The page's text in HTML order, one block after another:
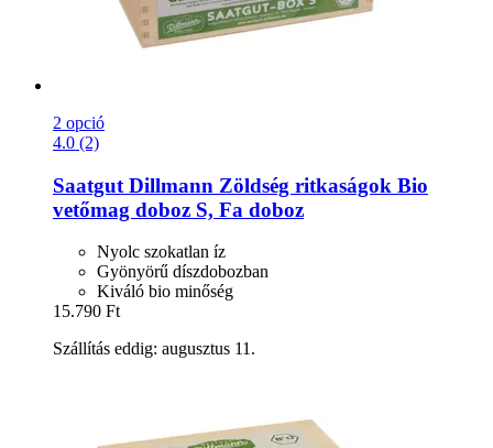
2 opció
4.0 (2)
Saatgut Dillmann Zöldség ritkaságok Bio
vetőmag doboz S, Fa doboz
Nyolc szokatlan íz
Gyönyörű díszdobozban
Kiváló bio minőség
15.790 Ft
Szállítás eddig: augusztus 11.